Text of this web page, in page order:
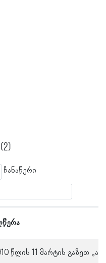
ჩანაწერი
წლის 11 მარტის გაზეთ